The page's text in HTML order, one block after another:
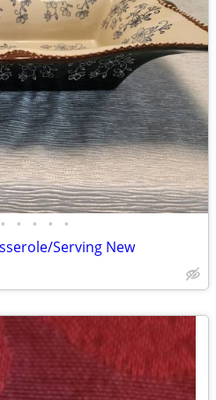
• • • • •
Serving New